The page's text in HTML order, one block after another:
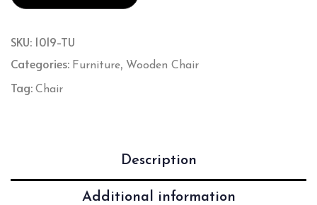
SKU: 1019-TU
Categories: Furniture, Wooden Chair
Tag: Chair
Description
Additional information